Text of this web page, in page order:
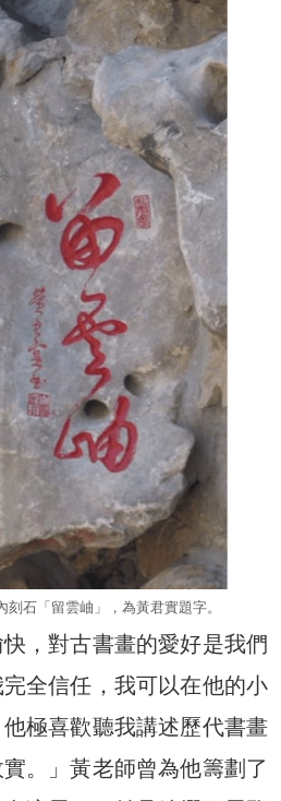
石「留雲岫」，為黃君實題字。
快，對古書畫的愛好是我們
全信任，我可以在他的小
極喜歡聽我講述歷代書畫
。」黃老師曾為他籌劃了